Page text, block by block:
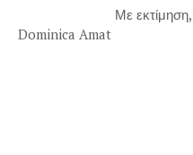
Με
Dominica Amat